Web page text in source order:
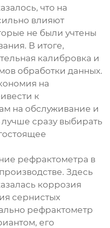
что на
влияют
не были учтены
В итоге,
калибровка и
обработки данных.
на
к
на обслуживание и
сразу выбирать
рефрактометра в
Здесь
коррозия
сернистых
рефрактометр
его